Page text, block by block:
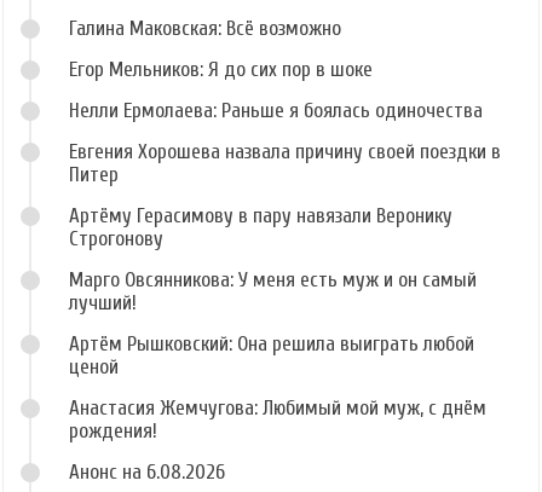
Галина Маковская: Всё возможно
Егор Мельников: Я до сих пор в шоке
Нелли Ермолаева: Раньше я боялась одиночества
Евгения Хорошева назвала причину своей поездки в
Питер
Артёму Герасимову в пару навязали Веронику
Строгонову
Марго Овсянникова: У меня есть муж и он самый
лучший!
Артём Рышковский: Она решила выиграть любой
ценой
Анастасия Жемчугова: Любимый мой муж, с днём
рождения!
Анонс на 6.08.2026